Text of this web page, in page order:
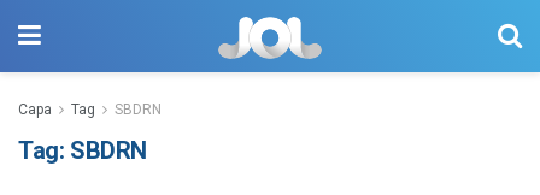
Capa Tag SBDRN
Tag: SBDRN